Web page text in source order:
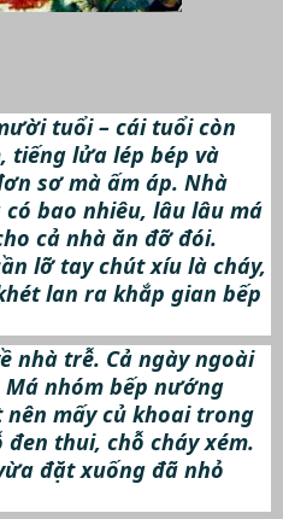
tuổi – cái tuổi còn
tiếng lửa lép bép và
sơ mà ấm áp. Nhà
bao nhiêu, lâu lâu má
cả nhà ăn đỡ đói.
lỡ tay chút xíu là cháy,
lan ra khắp gian bếp
nhà trễ. Cả ngày ngoài
nhóm bếp nướng
mấy củ khoai trong
thui, chỗ cháy xém.
đặt xuống đã nhỏ